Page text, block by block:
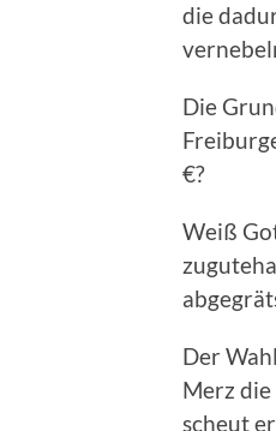
die
Die
€?
Weiß
Der
Merz
scheut